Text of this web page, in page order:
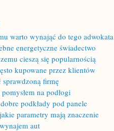
warto wynająć do tego adwokata
energetyczne świadectwo
cieszą się popularnością
kupowane przez klientów
sprawdzoną firmę
na podłogi
podkłady pod panele
parametry mają znaczenie
aut